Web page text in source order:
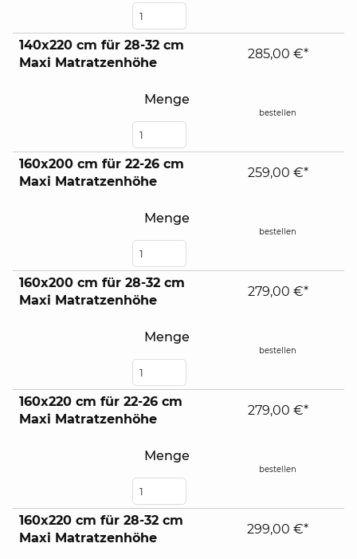
140x220 cm für 28-32 cm
Maxi Matratzenhöhe
Menge
285,00 €*
bestellen
160x200 cm für 22-26 cm
Maxi Matratzenhöhe
Menge
259,00 €*
bestellen
160x200 cm für 28-32 cm
Maxi Matratzenhöhe
Menge
279,00 €*
bestellen
160x220 cm für 22-26 cm
Maxi Matratzenhöhe
Menge
279,00 €*
bestellen
160x220 cm für 28-32 cm
Maxi Matratzenhöhe
299,00 €*